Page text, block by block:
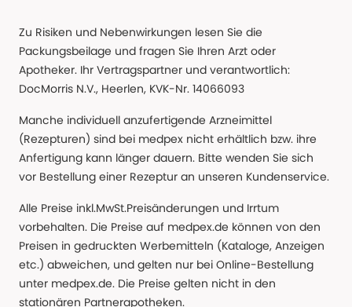
Zu Risiken und Nebenwirkungen lesen Sie die
Packungsbeilage und fragen Sie Ihren Arzt oder
Apotheker. Ihr Vertragspartner und verantwortlich:
DocMorris N.V., Heerlen, KVK-Nr. 14066093
Manche individuell anzufertigende Arzneimittel
(Rezepturen) sind bei medpex nicht erhältlich bzw. ihre
Anfertigung kann länger dauern. Bitte wenden Sie sich
vor Bestellung einer Rezeptur an unseren Kundenservice.
Alle Preise inkl.MwSt.Preisänderungen und Irrtum
vorbehalten. Die Preise auf medpex.de können von den
Preisen in gedruckten Werbemitteln (Kataloge, Anzeigen
etc.) abweichen, und gelten nur bei Online-Bestellung
unter medpex.de. Die Preise gelten nicht in den
stationären Partnerapotheken.